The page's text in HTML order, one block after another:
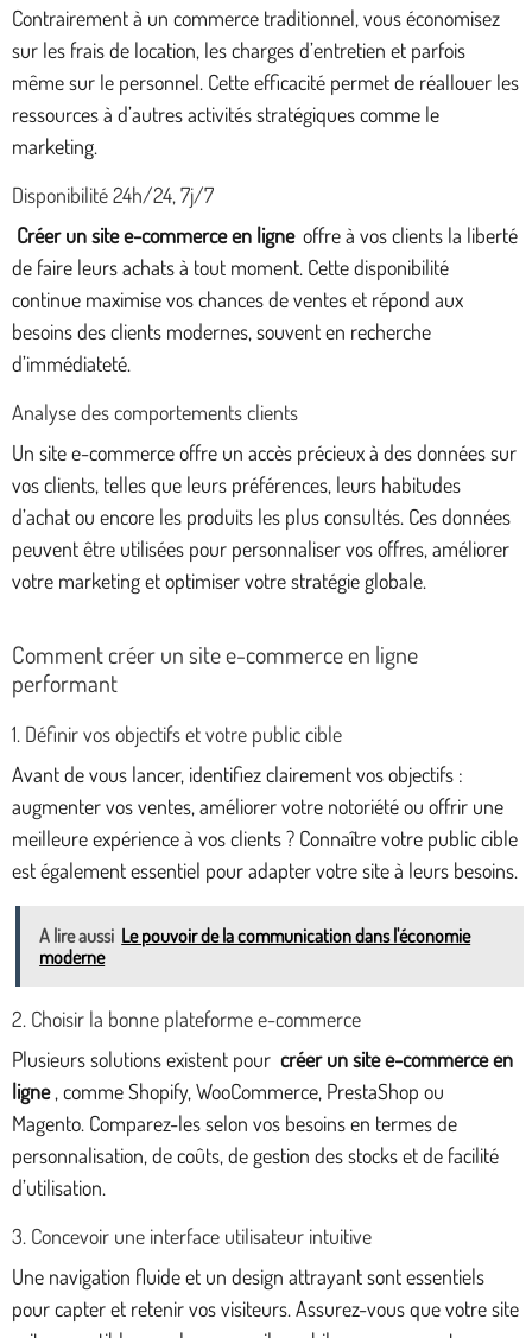
Contrairement à un commerce traditionnel, vous économisez
sur les frais de location, les charges d’entretien et parfois
même sur le personnel. Cette efficacité permet de réallouer les
ressources à d’autres activités stratégiques comme le
marketing.
Disponibilité 24h/24, 7j/7
Créer un site e-commerce en ligne offre à vos clients la liberté
de faire leurs achats à tout moment. Cette disponibilité
continue maximise vos chances de ventes et répond aux
besoins des clients modernes, souvent en recherche
d’immédiateté.
Analyse des comportements clients
Un site e-commerce offre un accès précieux à des données sur
vos clients, telles que leurs préférences, leurs habitudes
d’achat ou encore les produits les plus consultés. Ces données
peuvent être utilisées pour personnaliser vos offres, améliorer
votre marketing et optimiser votre stratégie globale.
Comment créer un site e-commerce en ligne
performant
1. Définir vos objectifs et votre public cible
Avant de vous lancer, identifiez clairement vos objectifs :
augmenter vos ventes, améliorer votre notoriété ou offrir une
meilleure expérience à vos clients ? Connaître votre public cible
est également essentiel pour adapter votre site à leurs besoins.
A lire aussi Le pouvoir de la communication dans l'économie
moderne
2. Choisir la bonne plateforme e-commerce
Plusieurs solutions existent pour créer un site e-commerce en
ligne , comme Shopify, WooCommerce, PrestaShop ou
Magento. Comparez-les selon vos besoins en termes de
personnalisation, de coûts, de gestion des stocks et de facilité
d’utilisation.
3. Concevoir une interface utilisateur intuitive
Une navigation fluide et un design attrayant sont essentiels
pour capter et retenir vos visiteurs. Assurez-vous que votre site